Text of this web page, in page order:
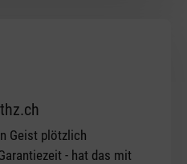
Geist plötzlich
- hat das mit